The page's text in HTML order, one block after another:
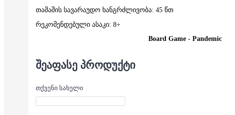
თამაშის სავარაუდო ხანგრძლივობა: 45 წთ
რეკომენდებული ასაკი: 8+
Board Game - Pandemic
ᲨᲔᲐᲤᲐᲡᲔ ᲞᲠᲝᲓᲣᲥᲢᲘ
თქვენი სახელი